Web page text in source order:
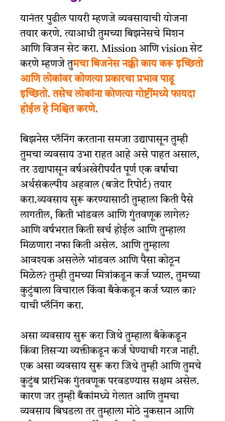
यानंतर पुढील पायरी म्हणजे व्यवसायाची योजना
तयार करणे. त्याआधी तुमच्या बिझनेसचे मिशन
आणि विजन सेट करा. Mission आणि vision सेट
करणे म्हणजे तुमचा बिजनेस नक्की काय करू इच्छितो
आणि लोकांवर कोणत्या प्रकारचा प्रभाव पाडू
इच्छितो. तसेच लोकांना कोणत्या गोष्टींमध्ये फायदा
होईल हे निश्चित करणे.
बिझनेस प्लॅनिंग करताना समजा उद्यापासून तुम्ही
तुमचा व्यवसाय उभा राहत आहे असे पाहत असाल,
तर उद्यापासून वर्षअखेरीपर्यंत पूर्ण एक वर्षाचा
अर्थसंकल्पीय अहवाल (बजेट रिपोर्ट) तयार
करा.व्यवसाय सुरू करण्यासाठी तुम्हाला किती पैसे
लागतील, किती भांडवल आणि गुंतवणूक लागेल?
आणि वर्षभरात किती खर्च होईल आणि तुम्हाला
मिळणारा नफा किती असेल. आणि तुम्हाला
आवश्यक असलेले भांडवल आणि पैसा कोठून
मिळेल? तुम्ही तुमच्या मित्रांकडून कर्ज घ्याल, तुमच्या
कुटुंबाला विचाराल किंवा बँकेकडून कर्ज घ्याल का?
याची प्लॅनिंग करा.
असा व्यवसाय सुरू करा जिथे तुम्हाला बँकेकडून
किंवा तिसऱ्या व्यक्तीकडून कर्ज घेण्याची गरज नाही.
एक असा व्यवसाय सुरू करा जिथे तुम्ही आणि तुमचे
कुटुंब प्रारंभिक गुंतवणूक परवडण्यास सक्षम असेल.
कारण जर तुम्ही बँकांमध्ये गेलात आणि तुमचा
व्यवसाय बिघडला तर तुम्हाला मोठे नुकसान आणि